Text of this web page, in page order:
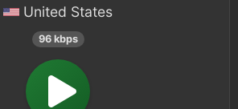
United States
96 kbps